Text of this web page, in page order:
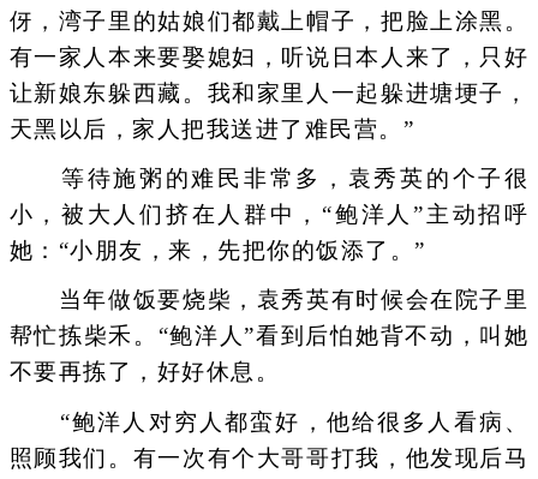
伢，湾子里的姑娘们都戴上帽子，把脸上涂黑。
有一家人本来要娶媳妇，听说日本人来了，只好
让新娘东躲西藏。我和家里人一起躲进塘埂子，
天黑以后，家人把我送进了难民营。”
等待施粥的难民非常多，袁秀英的个子很
小，被大人们挤在人群中，“鲍洋人”主动招呼
她：“小朋友，来，先把你的饭添了。”
当年做饭要烧柴，袁秀英有时候会在院子里
帮忙拣柴禾。“鲍洋人”看到后怕她背不动，叫她
不要再拣了，好好休息。
“鲍洋人对穷人都蛮好，他给很多人看病、
照顾我们。有一次有个大哥哥打我，他发现后马